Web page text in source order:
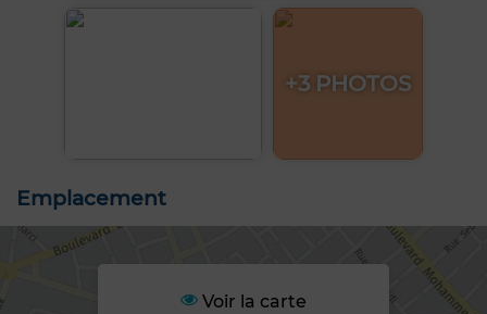
+3 PHOTOS
Emplacement
Voir la carte